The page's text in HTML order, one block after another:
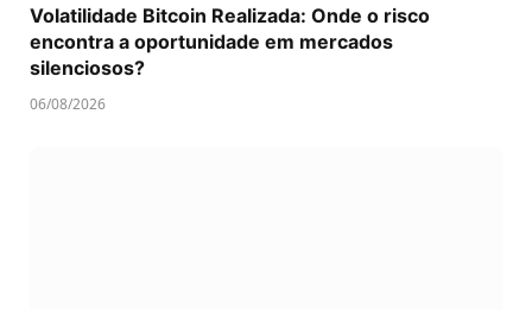
Volatilidade Bitcoin Realizada: Onde o risco
encontra a oportunidade em mercados
silenciosos?
06/08/2026